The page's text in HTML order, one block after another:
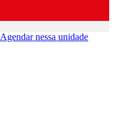
Agendar nessa unidade